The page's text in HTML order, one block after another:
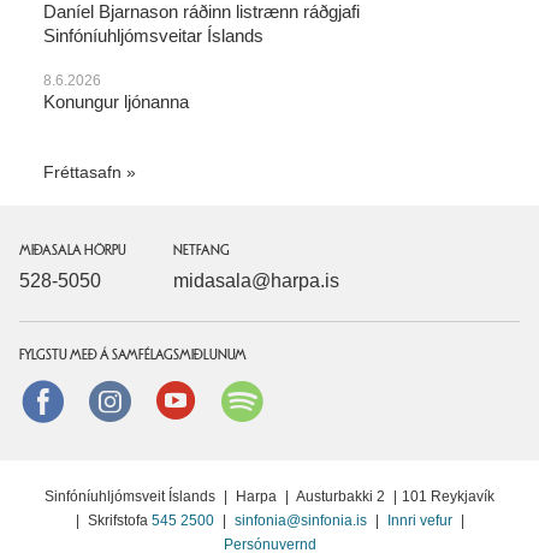
Daníel Bjarnason ráðinn listrænn ráðgjafi
Sinfóníuhljómsveitar Íslands
8.6.2026
Konungur ljónanna
Fréttasafn
MIÐASALA HÖRPU
528-5050
NETFANG
midasala@harpa.is
FYLGSTU MEÐ Á SAMFÉLAGSMIÐLUNUM
FacebookinstagramYoutube
Sinfóníuhljómsveit Íslands Harpa Austurbakki 2
101 Reykjavík
Skrifstofa 545 2500 sinfonia@sinfonia.is Innri vefur
Persónuvernd